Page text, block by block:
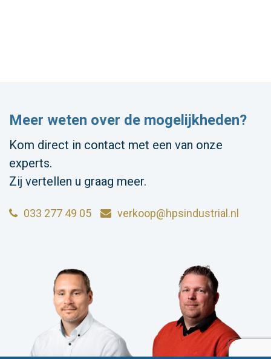
Meer weten over de mogelijkheden?
Kom direct in contact met een van onze
experts.
Zij vertellen u graag meer.
033 277 49 05 verkoop@hpsindustrial.nl